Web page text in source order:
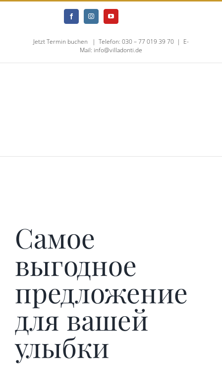
FacebookInstagramYouTube
Jetzt Termin buchen | Telefon: 030 – 77 019 39 70 | E-
Mail: info@villadonti.de
Самое
выгодное
предложение
для вашей
улыбки